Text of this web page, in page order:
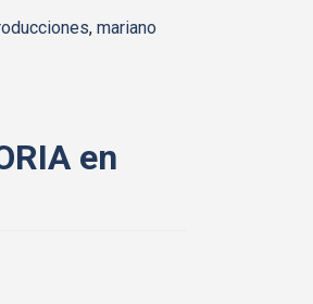
, mariano
en